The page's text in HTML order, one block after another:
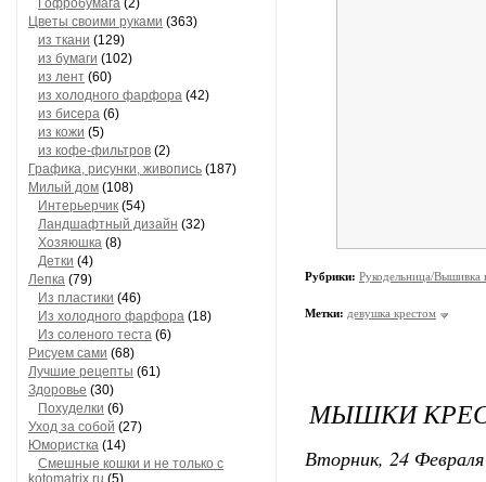
Гофробумага (2)
Цветы своими руками (363)
из ткани (129)
из бумаги (102)
из лент (60)
из холодного фарфора (42)
из бисера (6)
из кожи (5)
из кофе-фильтров (2)
Графика, рисунки, живопись (187)
Милый дом (108)
Интерьерчик (54)
Ландшафтный дизайн (32)
Хозяюшка (8)
Детки (4)
Лепка (79)
Из пластики (46)
Из холодного фарфора (18)
Из соленого теста (6)
Рисуем сами (68)
Лучшие рецепты (61)
Здоровье (30)
Похуделки (6)
Уход за собой (27)
Юмористка (14)
Смешные кошки и не только с
kotomatrix.ru (5)
Рубрики: Рукодельница/Вышивка
Метки: девушка крестом
МЫШКИ
Вторник, 24